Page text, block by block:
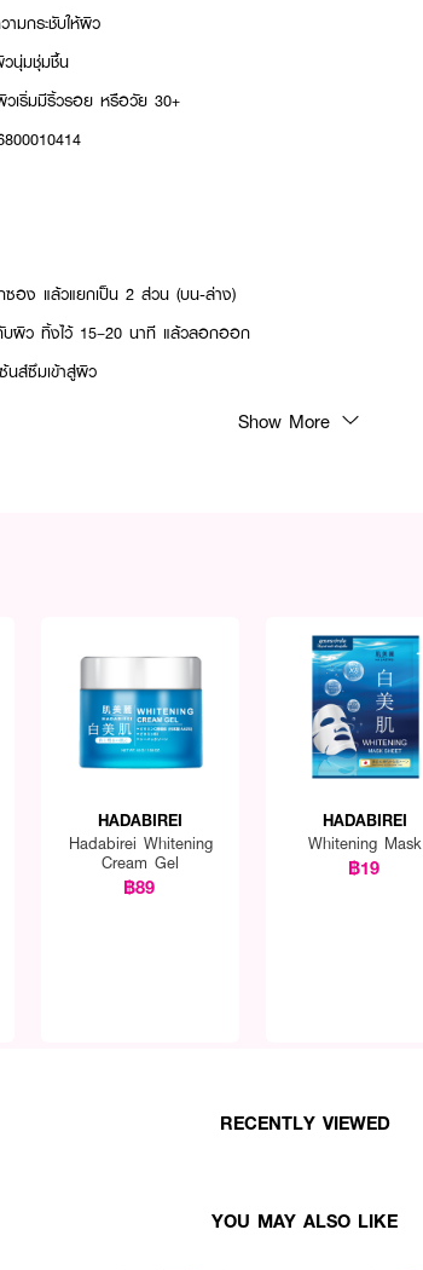
มกระชับให้ผิว
วนุ่มชุ่มชื้น
วเริ่มมีริ้วรอย หรือวัย 30+
ซอง แล้วแยกเป็น 2 ส่วน (บน-ล่าง)
บผิว ทิ้งไว้ 15–20 นาที แล้วลอกออก
นส์ซึมเข้าสู่ผิว
Show More
HADABIREI
Hadabirei Whitening
Cream Gel
฿89
HADABIREI
Whitening Mask
฿19
RECENTLY VIEWED
YOU MAY ALSO LIKE